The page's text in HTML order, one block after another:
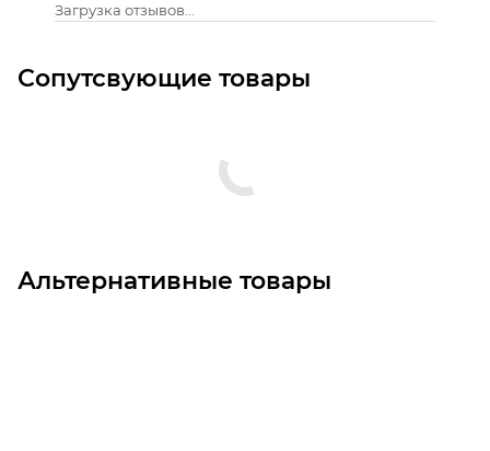
Загрузка отзывов...
Сопутсвующие товары
Альтернативные товары